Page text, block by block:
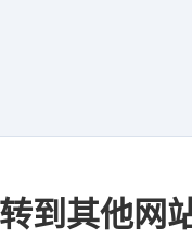
到其他网